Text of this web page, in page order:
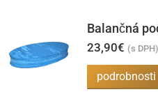
Balančná
23,90€ (s DPH)
podrobnosti